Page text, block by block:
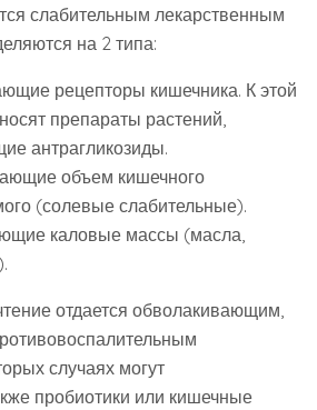
слабительным лекарственным
на 2 типа:
рецепторы кишечника. К этой
препараты растений,
антрагликозиды.
объем кишечного
(солевые слабительные).
каловые массы (масла,
отдается обволакивающим,
случаях могут
пробиотики или кишечные